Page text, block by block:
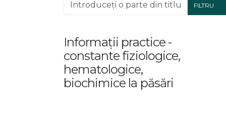
FILTRU
Informații practice -
constante fiziologice,
hematologice,
biochimice la păsări